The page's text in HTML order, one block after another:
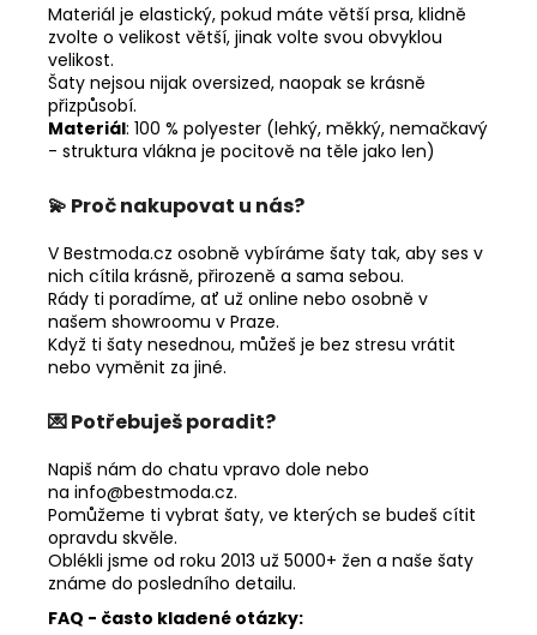
Materiál je elastický, pokud máte větší prsa, klidně
zvolte o velikost větší, jinak volte svou obvyklou
velikost.
Šaty nejsou nijak oversized, naopak se krásně
přizpůsobí.
Materiál: 100 % polyester (lehký, měkký, nemačkavý
- struktura vlákna je pocitově na těle jako len)
💫 Proč nakupovat u nás?
V Bestmoda.cz osobně vybíráme šaty tak, aby ses v
nich cítila krásně, přirozeně a sama sebou.
Rády ti poradíme, ať už online nebo osobně v
našem showroomu v Praze.
Když ti šaty nesednou, můžeš je bez stresu vrátit
nebo vyměnit za jiné.
💌 Potřebuješ poradit?
Napiš nám do chatu vpravo dole nebo
na info@bestmoda.cz.
Pomůžeme ti vybrat šaty, ve kterých se budeš cítit
opravdu skvěle.
Oblékli jsme od roku 2013 už 5000+ žen a naše šaty
známe do posledního detailu.
FAQ - často kladené otázky: